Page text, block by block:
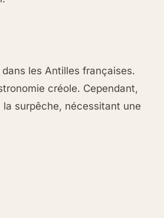
dans les Antilles françaises.
créole. Cependant,
surpêche, nécessitant une